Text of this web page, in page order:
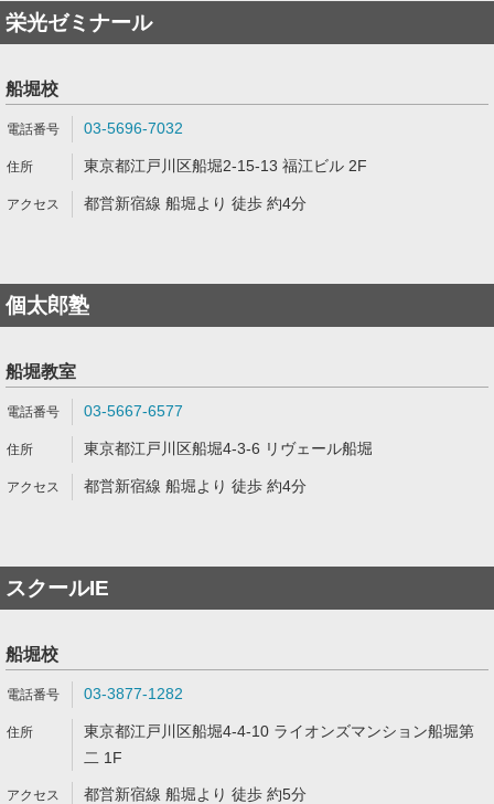
栄光ゼミナール
船堀校
03-5696-7032
東京都江戸川区船堀2-15-13 福江ビル 2F
都営新宿線 船堀より 徒歩 約4分
個太郎塾
船堀教室
03-5667-6577
東京都江戸川区船堀4-3-6 リヴェール船堀
都営新宿線 船堀より 徒歩 約4分
スクールIE
船堀校
03-3877-1282
東京都江戸川区船堀4-4-10 ライオンズマンション船堀第
二 1F
都営新宿線 船堀より 徒歩 約5分